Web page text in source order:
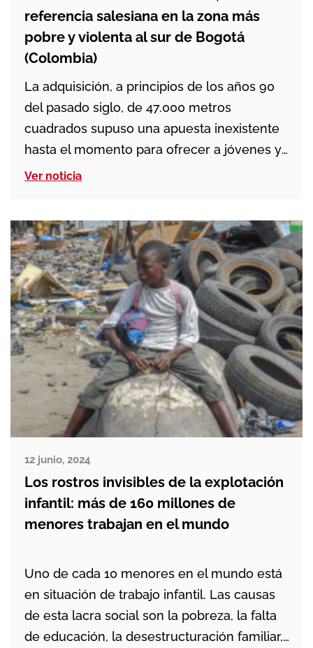
referencia salesiana en la zona más
pobre y violenta al sur de Bogotá
(Colombia)
La adquisición, a principios de los años 90
del pasado siglo, de 47.000 metros
cuadrados supuso una apuesta inexistente
hasta el momento para ofrecer a jóvenes y
adultos en situación de alto riesgo social
vincularlos dignamente al mundo laboral y
comprometerlos en la transformación de […]
Ver noticia
12 junio, 2024
Los rostros invisibles de la explotación
infantil: más de 160 millones de
menores trabajan en el mundo
Uno de cada 10 menores en el mundo está
en situación de trabajo infantil. Las causas
de esta lacra social son la pobreza, la falta
de educación, la desestructuración familiar,